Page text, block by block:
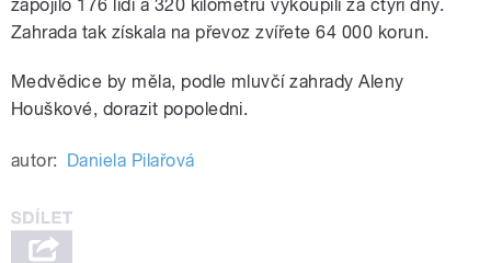
zapojilo 176 lidí a 320 kilometrů vykoupili za čtyři dny.
Zahrada tak získala na převoz zvířete 64 000 korun.
Medvědice by měla, podle mluvčí zahrady Aleny
Houškové, dorazit popoledni.
autor: Daniela Pilařová